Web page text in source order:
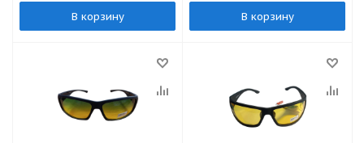
В корзину В корзину